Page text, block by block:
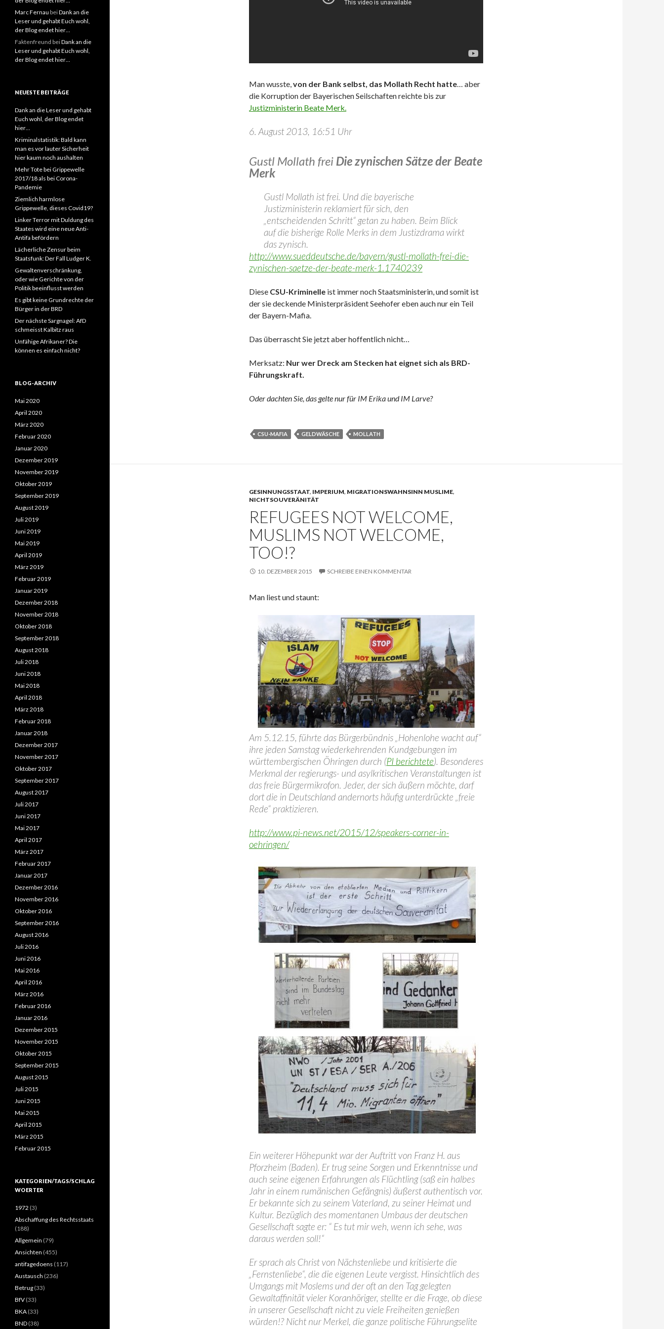
Man wusste,von der Bank selbst, das Mollath Recht hatte… aber
die Korruption der Bayerischen Seilschaften reichte bis zur
Justizministerin Beate Merk.
6. August 2013, 16:51 Uhr
Gustl Mollath frei Die zynischen Sätze der Beate
Merk
Gustl Mollath ist frei. Und die bayerische
Justizministerin reklamiert für sich, den
„entscheidenden Schritt“ getan zu haben. Beim Blick
auf die bisherige Rolle Merks in dem Justizdrama wirkt
das zynisch.
http://www.sueddeutsche.de/bayern/gustl-mollath-frei-die-
zynischen-saetze-der-beate-merk-1.1740239
Diese CSU-Kriminelle ist immer noch Staatsministerin, und somit ist
der sie deckende Ministerpräsident Seehofer eben auch nur ein Teil
der Bayern-Mafia.
Das überrascht Sie jetzt aber hoffentlich nicht…
Merksatz: Nur wer Dreck am Stecken hat eignet sich als BRD-
Führungskraft.
Oder dachten Sie, das gelte nur für IM Erika und IM Larve?
CSU-MAFIA GELDWÄSCHE MOLLATH
GESINNUNGSSTAAT, IMPERIUM, MIGRATIONSWAHNSINN MUSLIME,
NICHTSOUVERÄNITÄT
REFUGEES NOT WELCOME,
MUSLIMS NOT WELCOME,
TOO!?
10. DEZEMBER 2015 SCHREIBE EINEN KOMMENTAR
Man liest und staunt:
Am 5.12.15, führte das Bürgerbündnis „Hohenlohe wacht auf“
ihre jeden Samstag wiederkehrenden Kundgebungen im
württembergischen Öhringen durch (PI berichtete). Besonderes
Merkmal der regierungs- und asylkritischen Veranstaltungen ist
das freie Bürgermikrofon. Jeder, der sich äußern möchte, darf
dort die in Deutschland andernorts häufig unterdrückte „freie
Rede“ praktizieren.
http://www.pi-news.net/2015/12/speakers-corner-in-
oehringen/
Ein weiterer Höhepunkt war der Auftritt von Franz H. aus
Pforzheim (Baden). Er trug seine Sorgen und Erkenntnisse und
auch seine eigenen Erfahrungen als Flüchtling (saß ein halbes
Jahr in einem rumänischen Gefängnis) äußerst authentisch vor.
Er bekannte sich zu seinem Vaterland, zu seiner Heimat und
Kultur. Bezüglich des momentanen Umbaus der deutschen
Gesellschaft sagte er: “ Es tut mir weh, wenn ich sehe, was
daraus werden soll!“
Er sprach als Christ von Nächstenliebe und kritisierte die
„Fernstenliebe“, die die eigenen Leute vergisst. Hinsichtlich des
Umgangs mit Moslems und der oft an den Tag gelegten
Gewaltaffinität vieler Koranhöriger, stellte er die Frage, ob diese
in unserer Gesellschaft nicht zu viele Freiheiten genießen
würden!? Nicht nur Merkel, die ganze politische Führungselite
Marc Fernau beiDank an die
Leser und gehabt Euch wohl,
der Blog endet hier…
Faktenfreund beiDank an die
Leser und gehabt Euch wohl,
der Blog endet hier…
NEUESTE BEITRÄGE
Dank an die Leser und gehabt
Euch wohl, der Blog endet
hier…
Kriminalstatistik: Bald kann
man es vor lauter Sicherheit
hier kaum noch aushalten
Mehr Tote bei Grippewelle
2017/18 als bei Corona-
Pandemie
Ziemlich harmlose
Grippewelle, dieses Covid19?
Linker Terror mit Duldung des
Staates wird eine neue Anti-
Antifa befördern
Lächerliche Zensur beim
Staatsfunk: Der Fall Ludger K.
Gewaltenverschränkung,
oder wie Gerichte von der
Politik beeinflusst werden
Es gibt keine Grundrechte der
Bürger in der BRD
Der nächste Sargnagel: AfD
schmeisst Kalbitz raus
Unfähige Afrikaner? Die
können es einfach nicht?
BLOG-ARCHIV
Mai 2020
April 2020
März 2020
Februar 2020
Januar 2020
Dezember 2019
November 2019
Oktober 2019
September 2019
August 2019
Juli 2019
Juni 2019
Mai 2019
April 2019
März 2019
Februar 2019
Januar 2019
Dezember 2018
November 2018
Oktober 2018
September 2018
August 2018
Juli 2018
Juni 2018
Mai 2018
April 2018
März 2018
Februar 2018
Januar 2018
Dezember 2017
November 2017
Oktober 2017
September 2017
August 2017
Juli 2017
Juni 2017
Mai 2017
April 2017
März 2017
Februar 2017
Januar 2017
Dezember 2016
November 2016
Oktober 2016
September 2016
August 2016
Juli 2016
Juni 2016
Mai 2016
April 2016
März 2016
Februar 2016
Januar 2016
Dezember 2015
November 2015
Oktober 2015
September 2015
August 2015
Juli 2015
Juni 2015
Mai 2015
April 2015
März 2015
Februar 2015
KATEGORIEN/TAGS/SCHLAG
WOERTER
1972 (3)
Abschaffung des Rechtsstaats
(188)
Allgemein (79)
Ansichten (455)
antifagedoens (117)
Austausch (236)
Betrug (33)
BfV (33)
BKA (33)
BND (38)